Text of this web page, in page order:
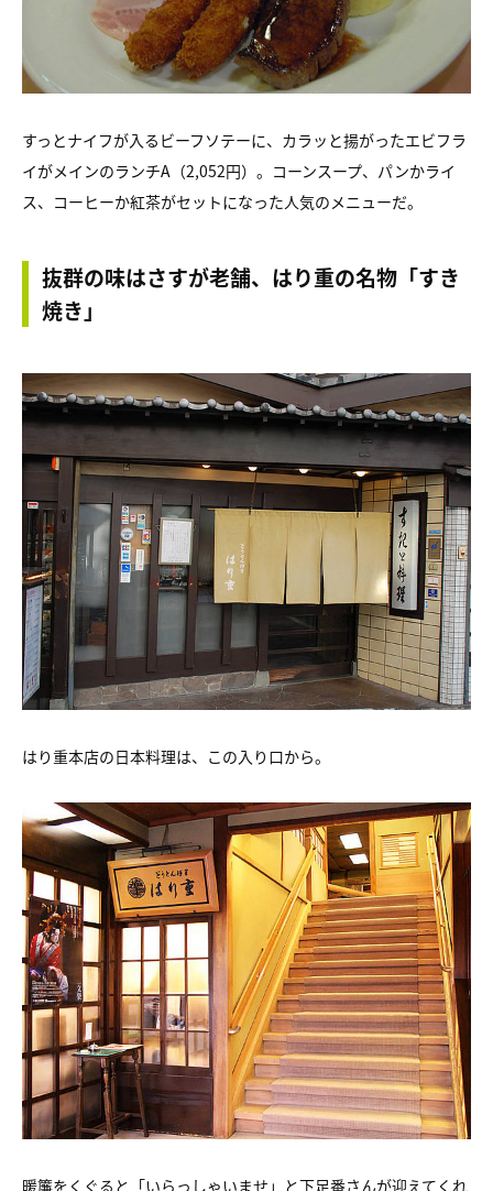
すっとナイフが入るビーフソテーに、カラッと揚がったエビフラ
イがメインのランチA（2,052円）。コーンスープ、パンかライ
ス、コーヒーか紅茶がセットになった人気のメニューだ。
抜群の味はさすが老舗、はり重の名物「すき
焼き」
はり重本店の日本料理は、この入り口から。
暖簾をくぐると「いらっしゃいませ」と下足番さんが迎えてくれ